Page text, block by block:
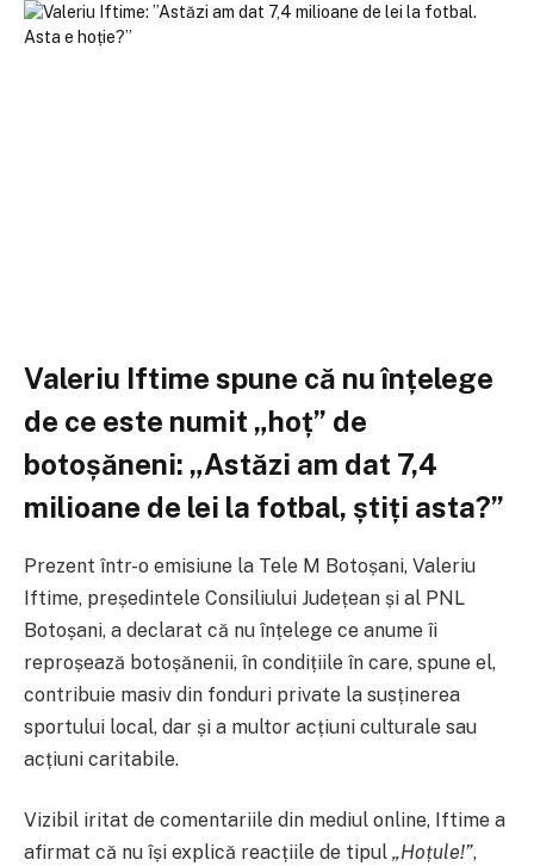
Valeriu Iftime spune că nu înțelege
de ce este numit „hoț” de
botoșăneni: „Astăzi am dat 7,4
milioane de lei la fotbal, știți asta?”
Prezent într-o emisiune la Tele M Botoșani, Valeriu
Iftime, președintele Consiliului Județean și al PNL
Botoșani, a declarat că nu înțelege ce anume îi
reproșează botoșănenii, în condițiile în care, spune el,
contribuie masiv din fonduri private la susținerea
sportului local, dar și a multor acțiuni culturale sau
acțiuni caritabile.
Vizibil iritat de comentariile din mediul online, Iftime a
afirmat că nu își explică reacțiile de tipul „Hoțule!”,